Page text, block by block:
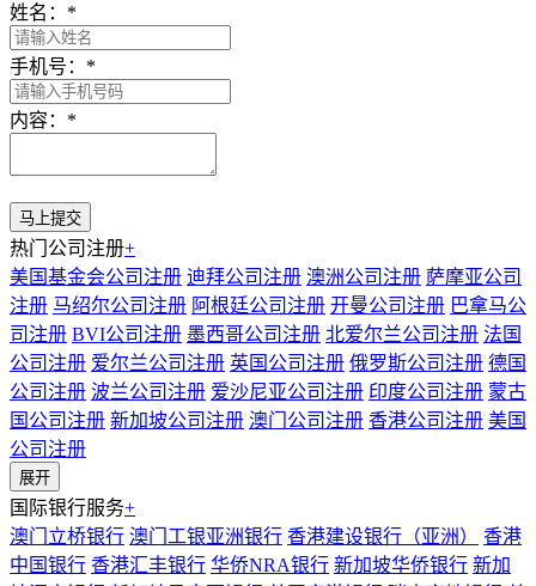
姓名： *
手机号： *
内容： *
热门公司注册+
美国基金会公司注册 迪拜公司注册 澳洲公司注册 萨摩亚公司
注册 马绍尔公司注册 阿根廷公司注册 开曼公司注册 巴拿马公
司注册 BVI公司注册 墨西哥公司注册 北爱尔兰公司注册 法国
公司注册 爱尔兰公司注册 英国公司注册 俄罗斯公司注册 德国
公司注册 波兰公司注册 爱沙尼亚公司注册 印度公司注册 蒙古
国公司注册 新加坡公司注册 澳门公司注册 香港公司注册 美国
公司注册
展开
国际银行服务+
澳门立桥银行 澳门工银亚洲银行 香港建设银行（亚洲）
香港
中国银行 香港汇丰银行 华侨NRA银行 新加坡华侨银行 新加